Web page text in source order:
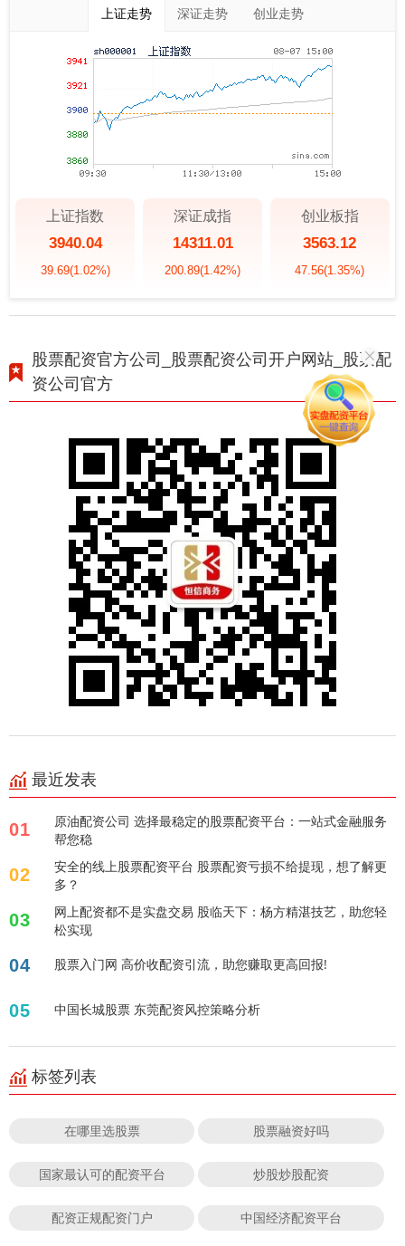
上证走势 深证走势 创业走势
上证指数
3940.04
39.69(1.02%)
深证成指
14311.01
200.89(1.42%)
创业板指
3563.12
47.56(1.35%)
股票配资官方公司_股票配资公司开户网站_股票配
资公司官方
最近发表
01
原油配资公司 选择最稳定的股票配资平台：一站式金融服务
帮您稳
02
安全的线上股票配资平台 股票配资亏损不给提现，想了解更
多？
03
网上配资都不是实盘交易 股临天下：杨方精湛技艺，助您轻
松实现
04 股票入门网 高价收配资引流，助您赚取更高回报!
05 中国长城股票 东莞配资风控策略分析
标签列表
在哪里选股票 股票融资好吗
国家最认可的配资平台 炒股炒股配资
配资正规配资门户 中国经济配资平台